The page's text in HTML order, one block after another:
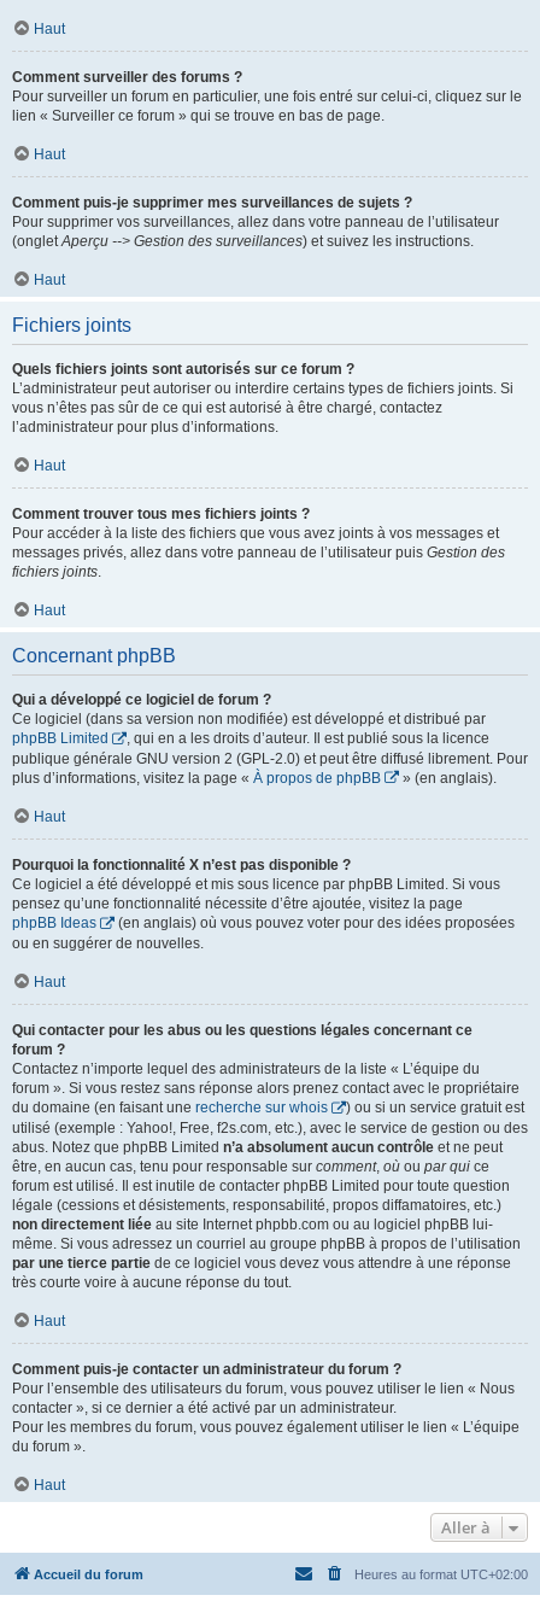
Haut
Comment surveiller des forums ?
Pour surveiller un forum en particulier, une fois entré sur celui-ci, cliquez sur le
lien « Surveiller ce forum » qui se trouve en bas de page.
Haut
Comment puis-je supprimer mes surveillances de sujets ?
Pour supprimer vos surveillances, allez dans votre panneau de l’utilisateur
(ongletAperçu --> Gestion des surveillances) et suivez les instructions.
Haut
Fichiers joints
Quels fichiers joints sont autorisés sur ce forum ?
L’administrateur peut autoriser ou interdire certains types de fichiers joints. Si
vous n’êtes pas sûr de ce qui est autorisé à être chargé, contactez
l’administrateur pour plus d’informations.
Haut
Comment trouver tous mes fichiers joints ?
Pour accéder à la liste des fichiers que vous avez joints à vos messages et
messages privés, allez dans votre panneau de l’utilisateur puis Gestion des
fichiers joints.
Haut
Concernant phpBB
Qui a développé ce logiciel de forum ?
Ce logiciel (dans sa version non modifiée) est développé et distribué par
phpBB Limited
, qui en a les droits d’auteur. Il est publié sous la licence
publique générale GNU version 2 (GPL-2.0) et peut être diffusé librement. Pour
plus d’informations, visitez la page « À propos de phpBB » (en anglais).
Haut
Pourquoi la fonctionnalité X n’est pas disponible ?
Ce logiciel a été développé et mis sous licence par phpBB Limited. Si vous
pensez qu’une fonctionnalité nécessite d’être ajoutée, visitez la page
phpBB Ideas
(en anglais) où vous pouvez voter pour des idées proposées
ou en suggérer de nouvelles.
Haut
Qui contacter pour les abus ou les questions légales concernant ce
forum ?
Contactez n’importe lequel des administrateurs de la liste « L’équipe du
forum ». Si vous restez sans réponse alors prenez contact avec le propriétaire
du domaine (en faisant une recherche sur whois
) ou si un service gratuit est
utilisé (exemple : Yahoo!, Free, f2s.com, etc.), avec le service de gestion ou des
abus. Notez que phpBB Limited n’a absolument aucun contrôle et ne peut
être, en aucun cas, tenu pour responsable sur comment, où ou par qui ce
forum est utilisé. Il est inutile de contacter phpBB Limited pour toute question
légale (cessions et désistements, responsabilité, propos diffamatoires, etc.)
non directement liée au site Internet phpbb.com ou au logiciel phpBB lui-
même. Si vous adressez un courriel au groupe phpBB à propos de l’utilisation
par une tierce partie de ce logiciel vous devez vous attendre à une réponse
très courte voire à aucune réponse du tout.
Haut
Comment puis-je contacter un administrateur du forum ?
Pour l’ensemble des utilisateurs du forum, vous pouvez utiliser le lien « Nous
contacter », si ce dernier a été activé par un administrateur.
Pour les membres du forum, vous pouvez également utiliser le lien « L’équipe
du forum ».
Haut
Aller à
Accueil du forum Heures au format UTC+02:00